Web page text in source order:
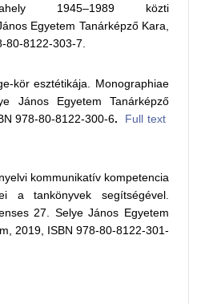
1945–1989 közti
Egyetem Tanárképző Kara,
80-8122-303-7.
kör esztétikája. Monographiae
János Egyetem Tanárképző
978-80-8122-300-6. Full text
kommunikatív kompetencia
a tankönyvek segítségével.
27. Selye János Egyetem
2019, ISBN 978-80-8122-301-